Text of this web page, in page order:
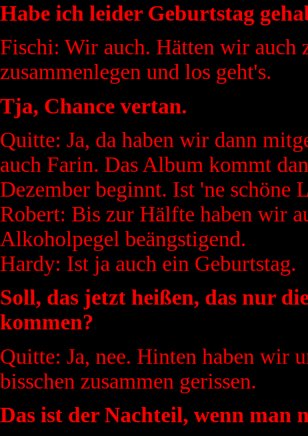
Habe ich leider Geburtstag
Fischi: Wir auch. Hätten wir auch
zusammenlegen und los geht's.
Tja, Chance vertan.
Quitte: Ja, da haben wir dann
auch Farin. Das Album kommt
Dezember beginnt. Ist 'ne schöne
Robert: Bis zur Hälfte haben wir
Alkoholpegel beängstigend.
Hardy: Ist ja auch ein Geburtstag.
Soll, das jetzt heißen, das nur
kommen?
Quitte: Ja, nee. Hinten haben wir
bisschen zusammen gerissen.
Das ist der Nachteil, wenn man